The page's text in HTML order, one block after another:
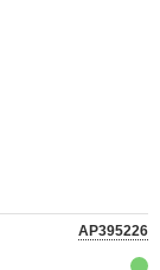
AP395226